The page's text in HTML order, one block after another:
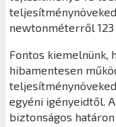
newtonméterről
Fontos kiemelnünk,
hibamentesen
egyéni igényeidtől.
biztonságos